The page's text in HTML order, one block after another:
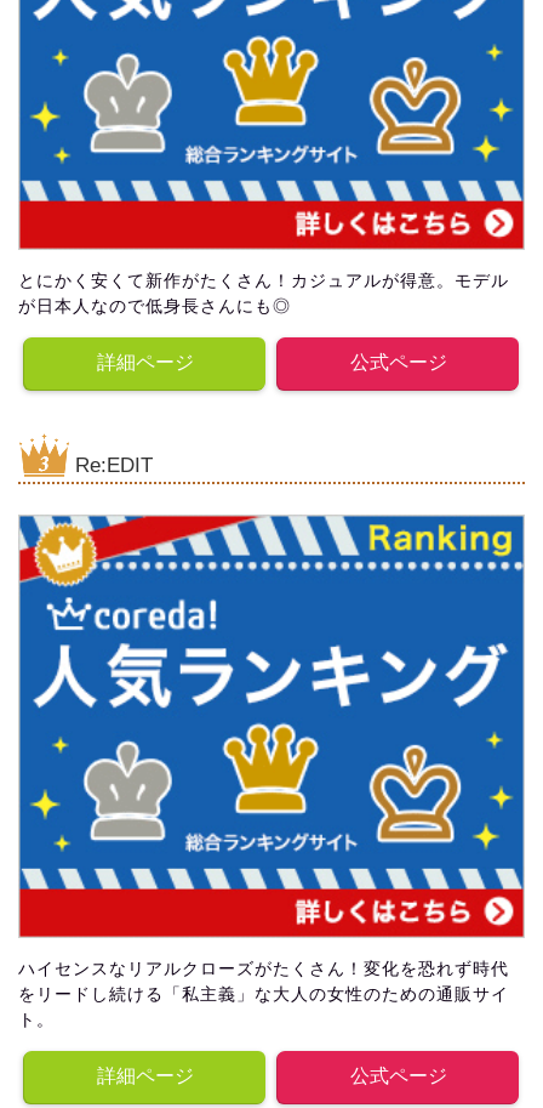
とにかく安くて新作がたくさん！カジュアルが得意。モデル
が日本人なので低身長さんにも◎
詳細ページ 公式ページ
Re:EDIT
ハイセンスなリアルクローズがたくさん！変化を恐れず時代
をリードし続ける「私主義」な大人の女性のための通販サイ
ト。
詳細ページ 公式ページ